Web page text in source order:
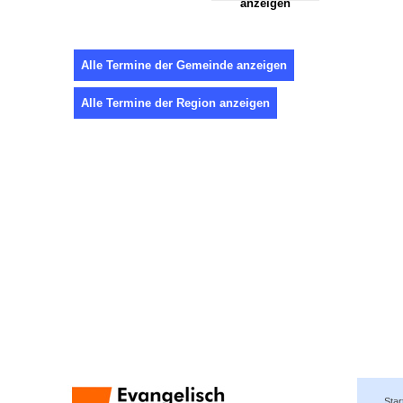
anzeigen
Alle Termine der Gemeinde anzeigen
Alle Termine der Region anzeigen